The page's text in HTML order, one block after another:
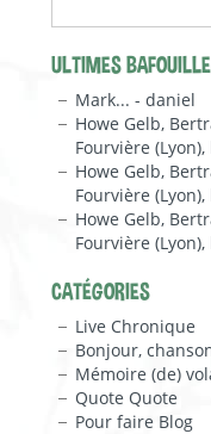
ULTIMES
Mark... - daniel
Howe Gelb,
Fourvière
Howe Gelb,
Fourvière
Howe Gelb,
Fourvière
CATÉGORIES
Live Chronique
Bonjour,
Mémoire (de)
Quote Quote
Pour faire Blog